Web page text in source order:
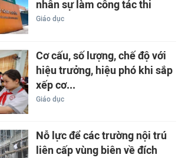
nhân sự làm công tác thi
Giáo dục
Cơ cấu, số lượng, chế độ với
hiệu trưởng, hiệu phó khi sắp
xếp cơ...
Giáo dục
Nỗ lực để các trường nội trú
liên cấp vùng biên về đích